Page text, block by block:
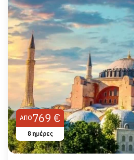
ΑΠΌ 769 €
8 ημέρες